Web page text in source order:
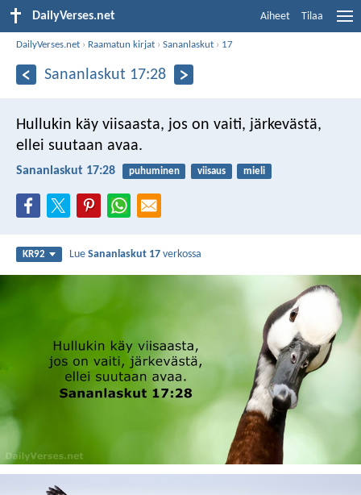
DailyVerses.net Aiheet Tilaa
DailyVerses.net › Raamatun kirjat ›Sananlaskut › 17
Sananlaskut 17:28
Hullukin käy viisaasta, jos on vaiti, järkevästä,
ellei suutaan avaa.
Sananlaskut 17:28 puhuminen viisaus mieli
KR92 LueSananlaskut 17 verkossa